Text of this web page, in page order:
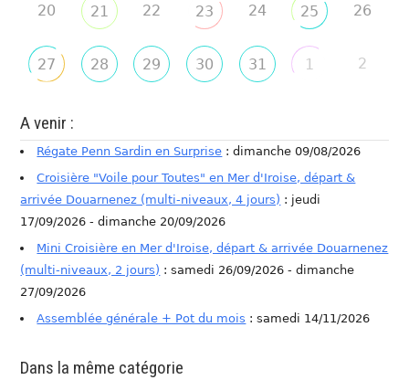
20 21 22 23 24 25 26
27 28 29 30 31 1 2
A venir :
Régate Penn Sardin en Surprise : dimanche 09/08/2026
Croisière "Voile pour Toutes" en Mer d'Iroise, départ &
arrivée Douarnenez (multi-niveaux, 4 jours) : jeudi
17/09/2026 - dimanche 20/09/2026
Mini Croisière en Mer d'Iroise, départ & arrivée Douarnenez
(multi-niveaux, 2 jours) : samedi 26/09/2026 - dimanche
27/09/2026
Assemblée générale + Pot du mois : samedi 14/11/2026
Dans la même catégorie